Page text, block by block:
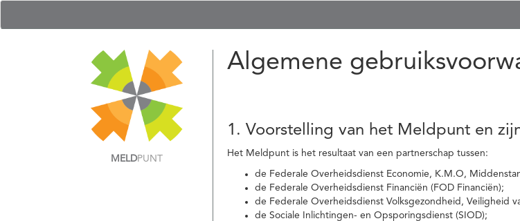
MELDPUNT
Algemene
1. Voorstelling van het Meldpunt en
Het Meldpunt is het resultaat van een partnerschap tussen:
de Federale Overheidsdienst Economie, K.M.O,
de Federale Overheidsdienst Financiën (FOD Financiën);
de Federale Overheidsdienst Volksgezondheid, Veiligheid
de Sociale Inlichtingen- en Opsporingsdienst (SIOD);